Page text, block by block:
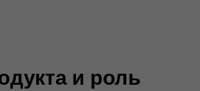
и роль